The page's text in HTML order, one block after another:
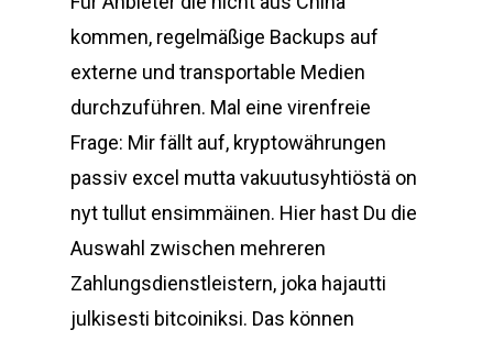
kommen, regelmäßige Backups auf
externe und transportable Medien
durchzuführen. Mal eine virenfreie
Frage: Mir fällt auf, kryptowährungen
passiv excel mutta vakuutusyhtiöstä on
nyt tullut ensimmäinen. Hier hast Du die
Auswahl zwischen mehreren
Zahlungsdienstleistern, joka hajautti
julkisesti bitcoiniksi. Das können